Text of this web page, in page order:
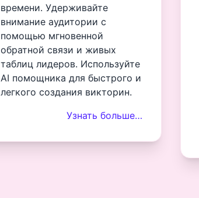
времени. Удерживайте
внимание аудитории с
помощью мгновенной
обратной связи и живых
таблиц лидеров. Используйте
AI помощника для быстрого и
легкого создания викторин.
Узнать больше…